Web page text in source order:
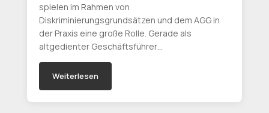
spielen im Rahmen von
Diskriminierungsgrundsätzen und dem AGG in
der Praxis eine große Rolle. Gerade als
altgedienter Geschäftsführer…
Weiterlesen